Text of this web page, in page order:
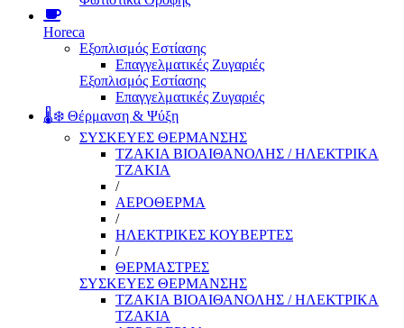
Horeca
Εξοπλισμός Εστίασης
Επαγγελματικές Ζυγαριές
Εξοπλισμός Εστίασης
Επαγγελματικές Ζυγαριές
🌡️❄️ Θέρμανση & Ψύξη
ΣΥΣΚΕΥΕΣ ΘΕΡΜΑΝΣΗΣ
ΤΖΑΚΙΑ ΒΙΟΑΙΘΑΝΟΛΗΣ / ΗΛΕΚΤΡΙΚΑ
ΤΖΑΚΙΑ
/
ΑΕΡΟΘΕΡΜΑ
/
ΗΛΕΚΤΡΙΚΕΣ ΚΟΥΒΕΡΤΕΣ
/
ΘΕΡΜΑΣΤΡΕΣ
ΣΥΣΚΕΥΕΣ ΘΕΡΜΑΝΣΗΣ
ΤΖΑΚΙΑ ΒΙΟΑΙΘΑΝΟΛΗΣ / ΗΛΕΚΤΡΙΚΑ
ΤΖΑΚΙΑ